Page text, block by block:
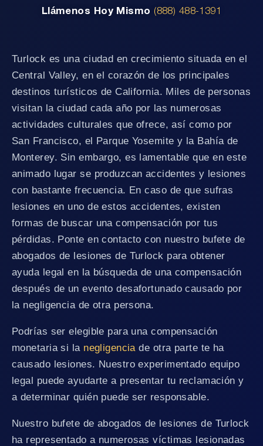
Llámenos Hoy Mismo(888) 488-1391
Turlock es una ciudad en crecimiento situada en el
Central Valley, en el corazón de los principales
destinos turísticos de California. Miles de personas
visitan la ciudad cada año por las numerosas
actividades culturales que ofrece, así como por
San Francisco, el Parque Yosemite y la Bahía de
Monterey. Sin embargo, es lamentable que en este
animado lugar se produzcan accidentes y lesiones
con bastante frecuencia. En caso de que sufras
lesiones en uno de estos accidentes, existen
formas de buscar una compensación por tus
pérdidas. Ponte en contacto con nuestro bufete de
abogados de lesiones de Turlock para obtener
ayuda legal en la búsqueda de una compensación
después de un evento desafortunado causado por
la negligencia de otra persona.
Podrías ser elegible para una compensación
monetaria si la negligencia de otra parte te ha
causado lesiones. Nuestro experimentado equipo
legal puede ayudarte a presentar tu reclamación y
a determinar quién puede ser responsable.
Nuestro bufete de abogados de lesiones de Turlock
ha representado a numerosas víctimas lesionadas